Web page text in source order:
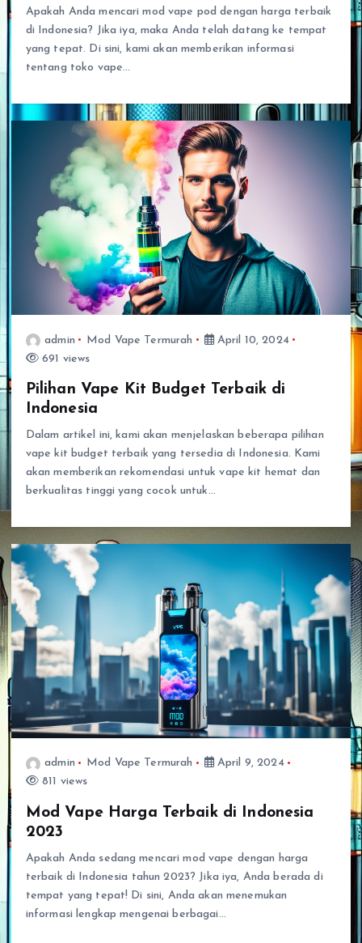
Apakah Anda mencari mod vape pod dengan harga terbaik
di Indonesia? Jika iya, maka Anda telah datang ke tempat
yang tepat. Di sini, kami akan memberikan informasi
tentang toko vape…
admin Mod Vape Termurah
April 10, 2024
691 views
Pilihan Vape Kit Budget Terbaik di
Indonesia
Dalam artikel ini, kami akan menjelaskan beberapa pilihan
vape kit budget terbaik yang tersedia di Indonesia. Kami
akan memberikan rekomendasi untuk vape kit hemat dan
berkualitas tinggi yang cocok untuk…
admin Mod Vape Termurah
April 9, 2024
811 views
Mod Vape Harga Terbaik di Indonesia
2023
Apakah Anda sedang mencari mod vape dengan harga
terbaik di Indonesia tahun 2023? Jika iya, Anda berada di
tempat yang tepat! Di sini, Anda akan menemukan
informasi lengkap mengenai berbagai…